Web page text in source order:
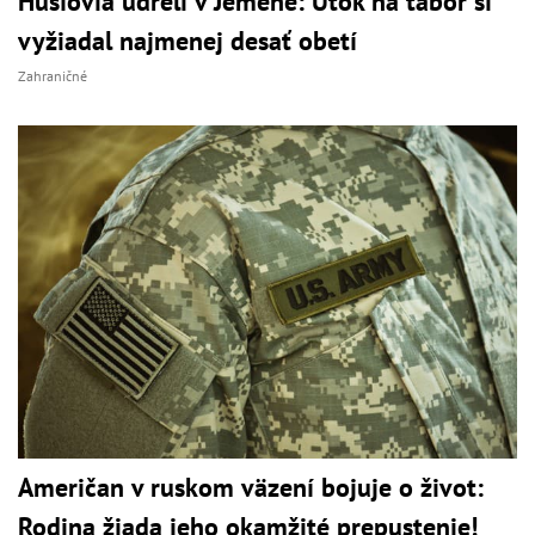
vyžiadal najmenej desať obetí
Zahraničné
Američan v ruskom väzení bojuje o život:
Rodina žiada jeho okamžité prepustenie!